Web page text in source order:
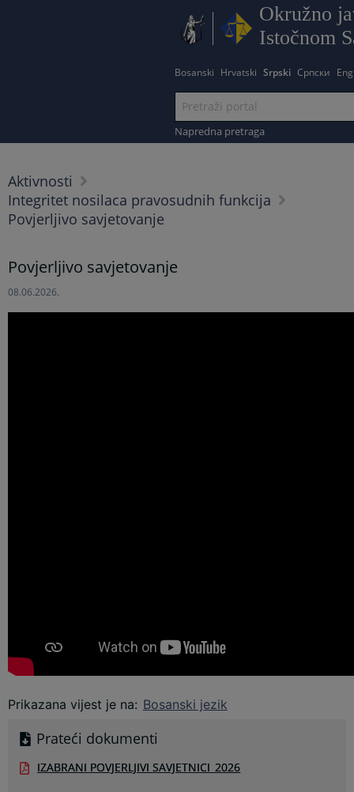
Okružno
Istočnom
Bosanski Hrvatski Srpski Српски
Napredna pretraga
Aktivnosti
Integritet nosilaca pravosudnih funkcija
Povjerljivo savjetovanje
Povjerljivo savjetovanje
08.06.2026.
Prikazana vijest je na: Bosanski jezik
Prateći dokumenti
IZABRANI POVJERLJIVI SAVJETNICI_2026